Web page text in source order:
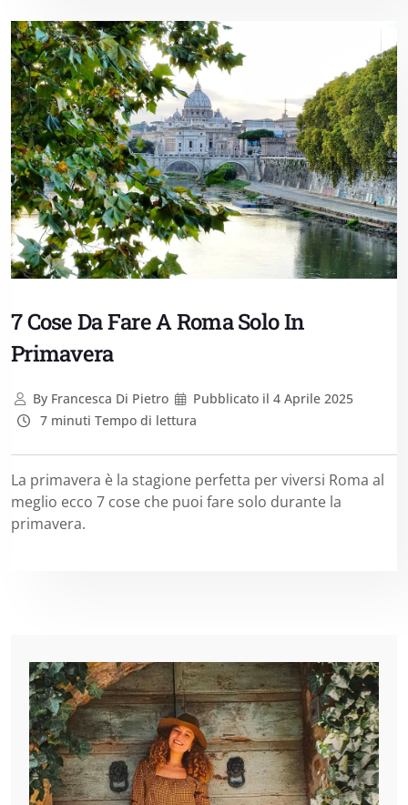
7 Cose Da Fare A Roma Solo In
Primavera
ByFrancesca Di Pietro Pubblicato il 4 Aprile 2025
7 minuti Tempo di lettura
La primavera è la stagione perfetta per viversi Roma al
meglio ecco 7 cose che puoi fare solo durante la
primavera.